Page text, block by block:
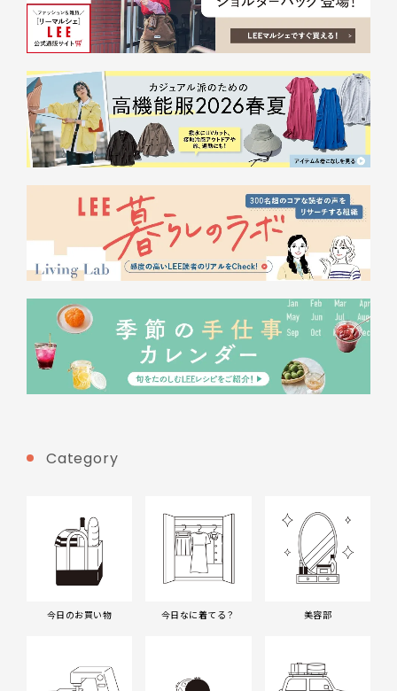
Category
今日のお買い物 今日なに着てる？ 美容部